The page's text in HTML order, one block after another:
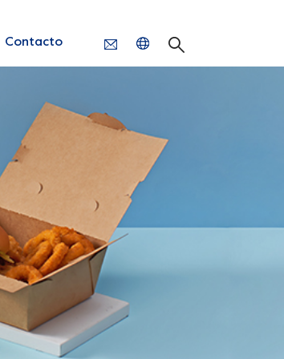
Contacto